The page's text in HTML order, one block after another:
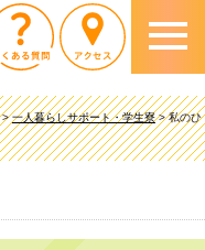
一人暮らしサポート・学生寮>私のひ